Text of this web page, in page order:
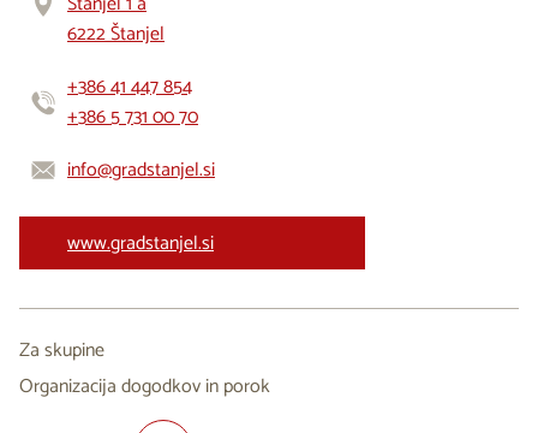
6222 Štanjel
+386 41 447 854
+386 5 731 00 70
info@gradstanjel.si
www.gradstanjel.si
Za skupine
Organizacija dogodkov in porok